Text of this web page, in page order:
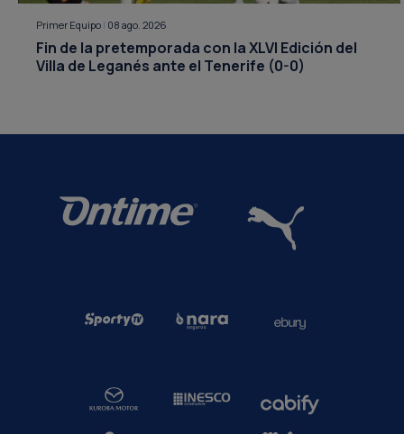
Primer Equipo | 08 ago. 2026
Fin de la pretemporada con la XLVI Edición del
Villa de Leganés ante el Tenerife (0-0)